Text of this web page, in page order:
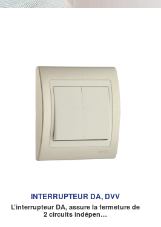
INTERRUPTEUR DA, DVV
L’interrupteur DA, assure la fermeture de
2 circuits indépen…